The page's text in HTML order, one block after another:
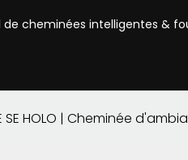
cheminées intelligentes &
SE HOLO | Cheminée